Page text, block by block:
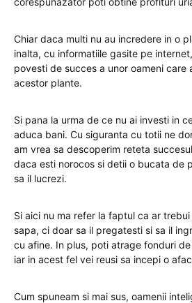
Chiar daca multi nu au incredere in o
inalta, cu informatiile gasite pe
povesti de succes a unor oameni care
acestor plante.
Si pana la urma de ce nu ai investi in
aduca bani. Cu siguranta cu totii ne
am vrea sa descoperim reteta
daca esti norocos si detii o bucata de
sa il lucrezi.
Si aici nu ma refer la faptul ca ar
sapa, ci doar sa il pregatesti si sa il
cu afine. In plus, poti atrage fonduri de
iar in acest fel vei reusi sa incepi o
Cum spuneam si mai sus, oamenii